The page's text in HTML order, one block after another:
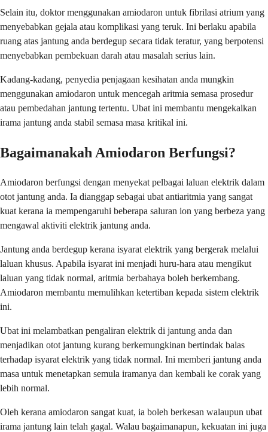
Selain itu, doktor menggunakan amiodaron untuk fibrilasi atrium yang
menyebabkan gejala atau komplikasi yang teruk. Ini berlaku apabila
ruang atas jantung anda berdegup secara tidak teratur, yang berpotensi
menyebabkan pembekuan darah atau masalah serius lain.
Kadang-kadang, penyedia penjagaan kesihatan anda mungkin
menggunakan amiodaron untuk mencegah aritmia semasa prosedur
atau pembedahan jantung tertentu. Ubat ini membantu mengekalkan
irama jantung anda stabil semasa masa kritikal ini.
Bagaimanakah Amiodaron Berfungsi?
Amiodaron berfungsi dengan menyekat pelbagai laluan elektrik dalam
otot jantung anda. Ia dianggap sebagai ubat antiaritmia yang sangat
kuat kerana ia mempengaruhi beberapa saluran ion yang berbeza yang
mengawal aktiviti elektrik jantung anda.
Jantung anda berdegup kerana isyarat elektrik yang bergerak melalui
laluan khusus. Apabila isyarat ini menjadi huru-hara atau mengikut
laluan yang tidak normal, aritmia berbahaya boleh berkembang.
Amiodaron membantu memulihkan ketertiban kepada sistem elektrik
ini.
Ubat ini melambatkan pengaliran elektrik di jantung anda dan
menjadikan otot jantung kurang berkemungkinan bertindak balas
terhadap isyarat elektrik yang tidak normal. Ini memberi jantung anda
masa untuk menetapkan semula iramanya dan kembali ke corak yang
lebih normal.
Oleh kerana amiodaron sangat kuat, ia boleh berkesan walaupun ubat
irama jantung lain telah gagal. Walau bagaimanapun, kekuatan ini juga